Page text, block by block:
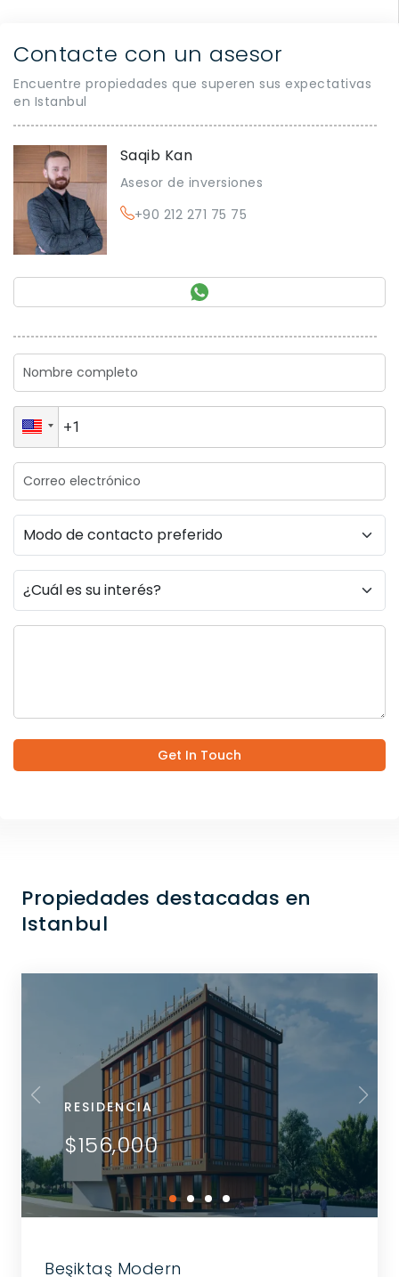
Contacte con un asesor
Encuentre propiedades que superen sus expectativas
en Istanbul
Saqib Kan
Asesor de inversiones
+90 212 271 75 75
Get In Touch
Propiedades destacadas en
Istanbul
RESIDENCIA
$156,000
Beşiktaş Modern